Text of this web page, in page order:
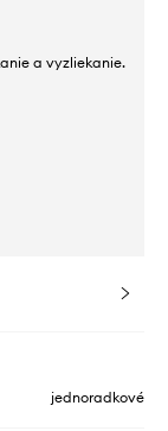
a vyzliekanie.
jednoradkové